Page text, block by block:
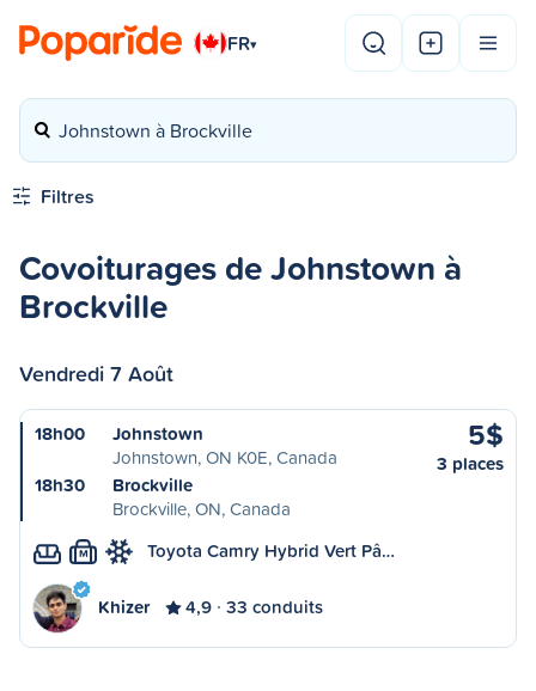
FR▾
Johnstown à Brockville
Filtres
Covoiturages de Johnstown à
Brockville
Vendredi 7 Août
18h00
Johnstown
Johnstown, ON K0E, Canada
18h30
Brockville
Brockville, ON, Canada
5$
3 places
M Toyota Camry Hybrid Vert Pâ…
Khizer 4,9 33 conduits